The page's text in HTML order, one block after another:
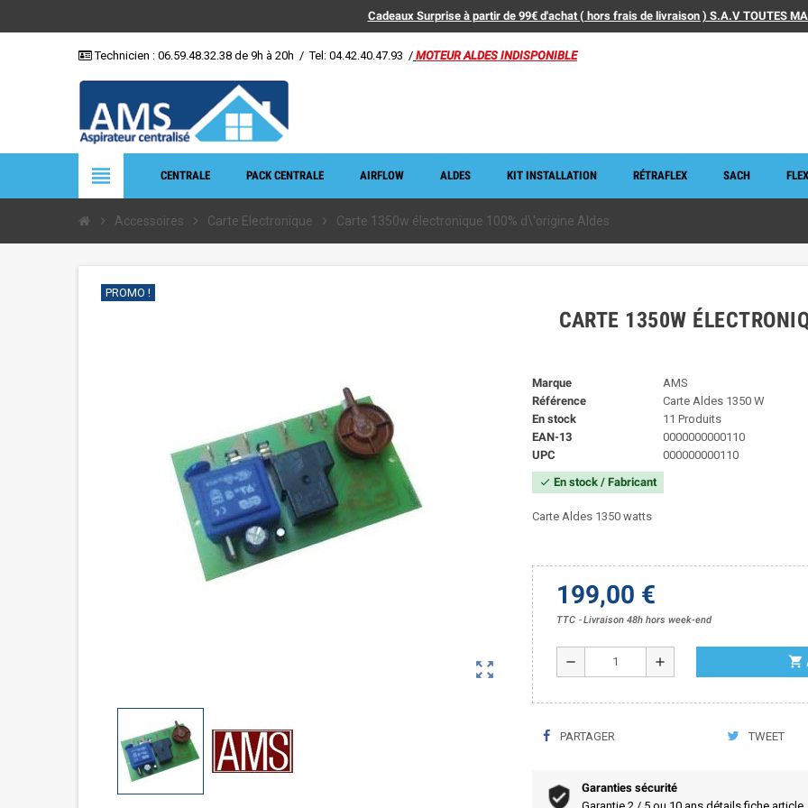
Cadeaux Surprise à partir de 99€ d'achat ( hors frais de livraison ) S.A.V TOUTES
Technicien : 06.59.48.32.38 de 9h à 20h / Tel: 04.42.40.47.93 / MOTEUR ALDES INDISPONIBLE
view_headline CENTRALE PACK CENTRALE AIRFLOW ALDES KIT INSTALLATION RÉTRAFLEX SACH
chevron_right Accessoires chevron_right Carte Electronique chevron_right Carte 1350w électronique 100% d\'origine Aldes
zoom_out_map
PROMO !
CARTE 1350W
Marque
AMS
Référence
Carte Aldes 1350 W
En stock
11 Produits
EAN-13
0000000000110
UPC
000000000110
check En stock / Fabricant
Carte Aldes 1350 watts
199,00 €
TTC Livraison 48h hors week-end
remove add shopping_cart
PARTAGER TWEET
Garanties sécurité